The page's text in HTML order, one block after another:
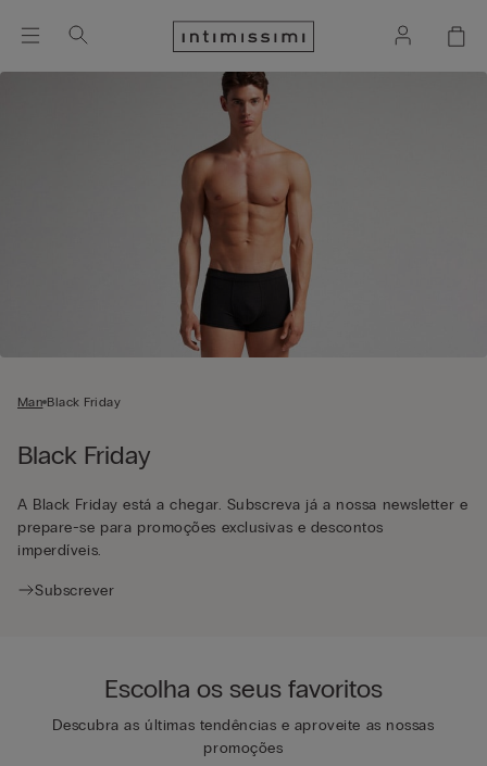
Man Black Friday
Black Friday
A Black Friday está a chegar. Subscreva já a nossa newsletter e
prepare-se para promoções exclusivas e descontos
imperdíveis.
Subscrever
Escolha os seus favoritos
Descubra as últimas tendências e aproveite as nossas
promoções